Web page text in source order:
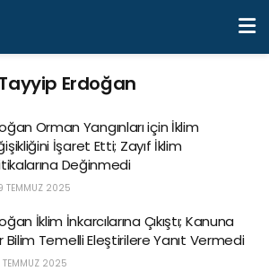
Erdoğan
Orman Yangınları için İklim
İşaret Etti; Zayıf İklim
Değinmedi
TEMMUZ 2025
İklim İnkarcılarına Çıkıştı; Kanuna
Bilim Temelli Eleştirilere Yanıt Vermedi
2025